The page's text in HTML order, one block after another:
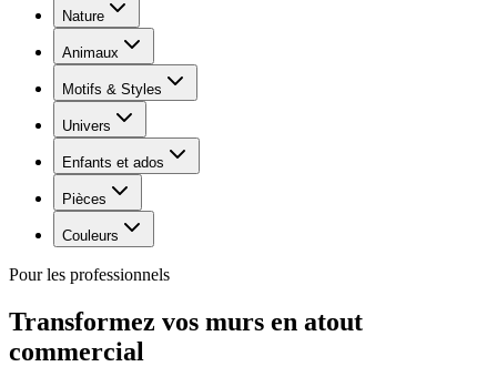
Nature
Animaux
Motifs & Styles
Univers
Enfants et ados
Pièces
Couleurs
Pour les professionnels
Transformez vos murs en atout
commercial